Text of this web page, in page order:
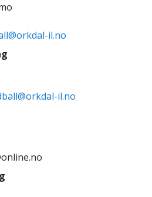
il.no
il.no